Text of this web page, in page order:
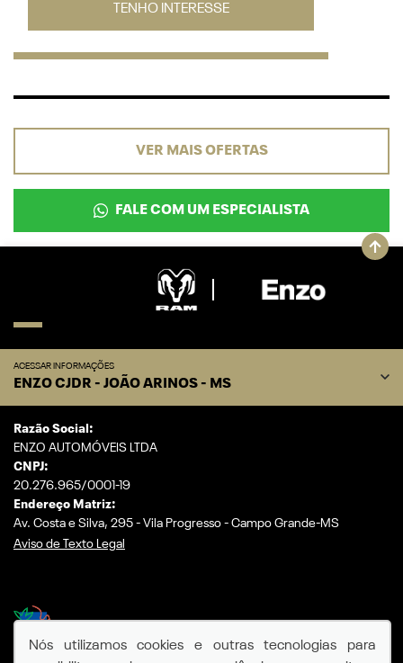
TENHO INTERESSE
VER MAIS OFERTAS
FALE COM UM ESPECIALISTA
ACESSAR INFORMAÇÕES
ENZO CJDR - JOÃO ARINOS - MS
Razão Social:
ENZO AUTOMÓVEIS LTDA
CNPJ:
20.276.965/0001-19
Endereço Matriz:
Av. Costa e Silva, 295 - Vila Progresso - Campo Grande-MS
Aviso de Texto Legal
Nós utilizamos cookies e outras tecnologias para